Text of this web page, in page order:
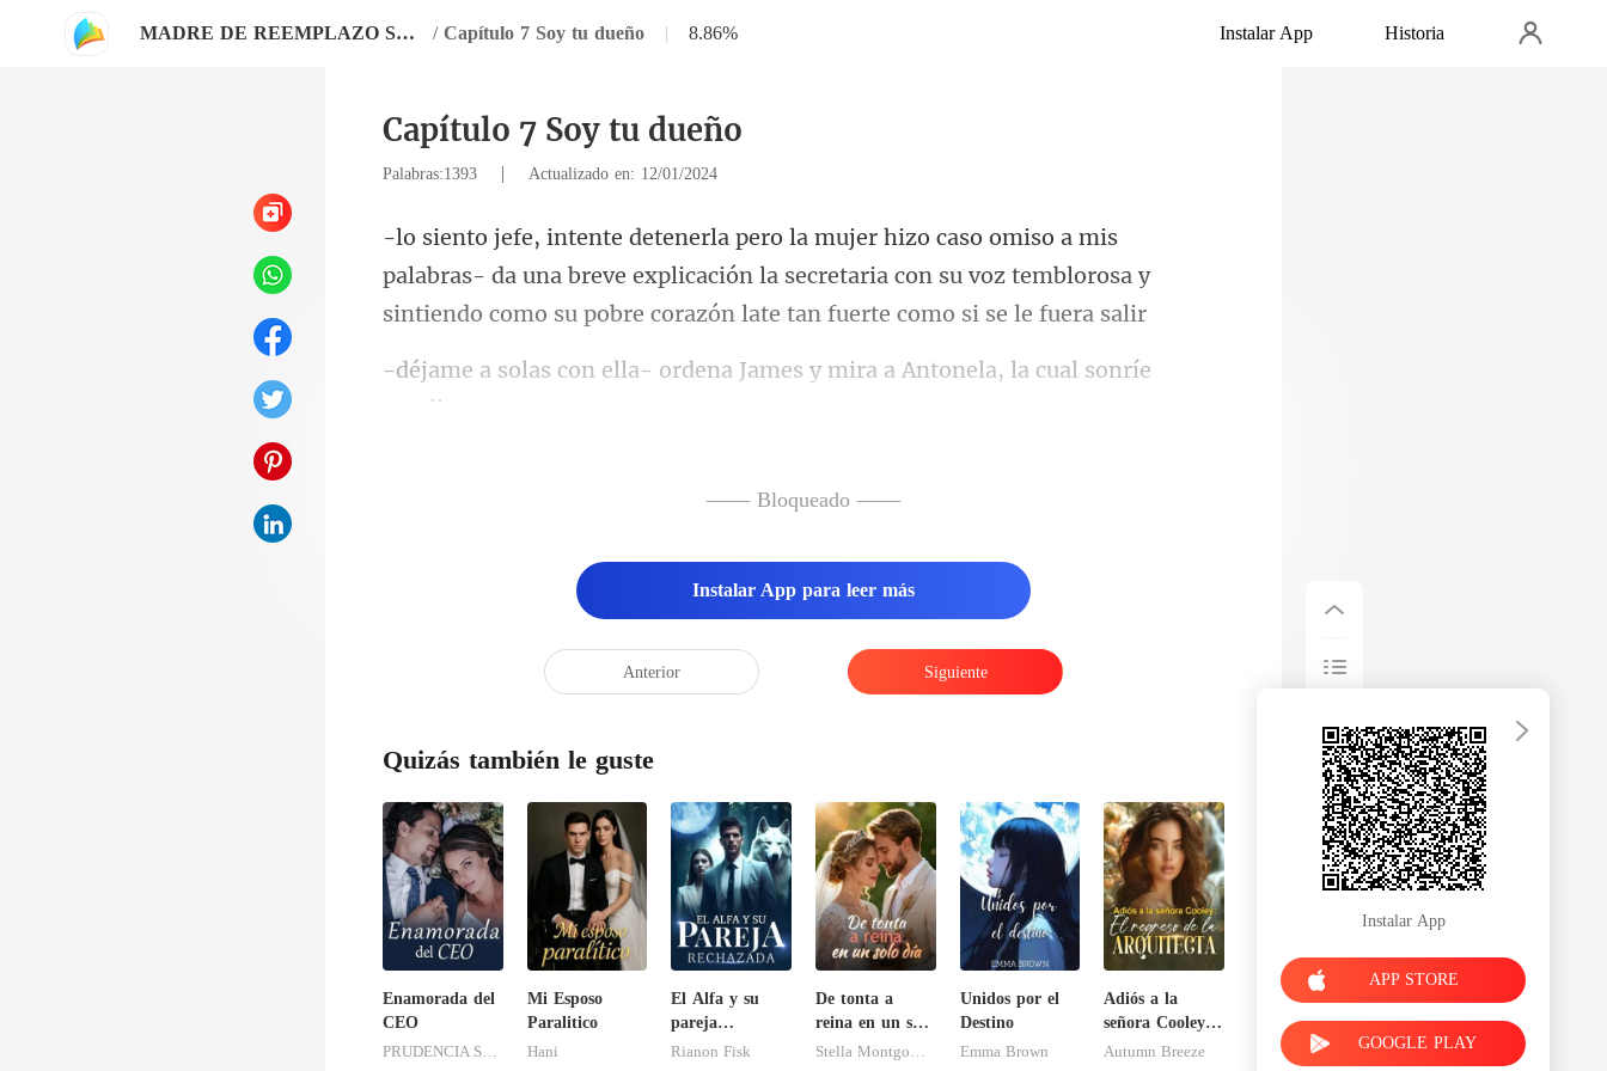
MADRE DE REEMPLAZO SOMETIDA AL CEO / Capítulo 7 Soy tu dueño | 8.86% Instalar App Historia
Capítulo 7 Soy tu dueño
Palabras:1393 | Actualizado en: 12/01/2024
alabras- da una breve explicación la secretaria con su voz temblorosa y
dena James y mira a Antonela
—— Bloqueado ——
Instalar App para leer más
Anterior Siguiente
Quizás también le guste
Enamorada del
CEO
Mi Esposo
Paralitico
Hani
El Alfa y su
pareja
rechazada
Rianon Fisk
De tonta a
reina en un solo
día
Unidos por el
Destino
Emma Brown
Adiós a la
señora Cooley:
El regreso de la
Autumn Breeze
Instalar App
APP STORE
GOOGLE PLAY